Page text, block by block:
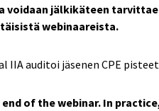
voidaan jälkikäteen
webinaareista.
IIA auditoi jäsenen CPE
of the webinar. In